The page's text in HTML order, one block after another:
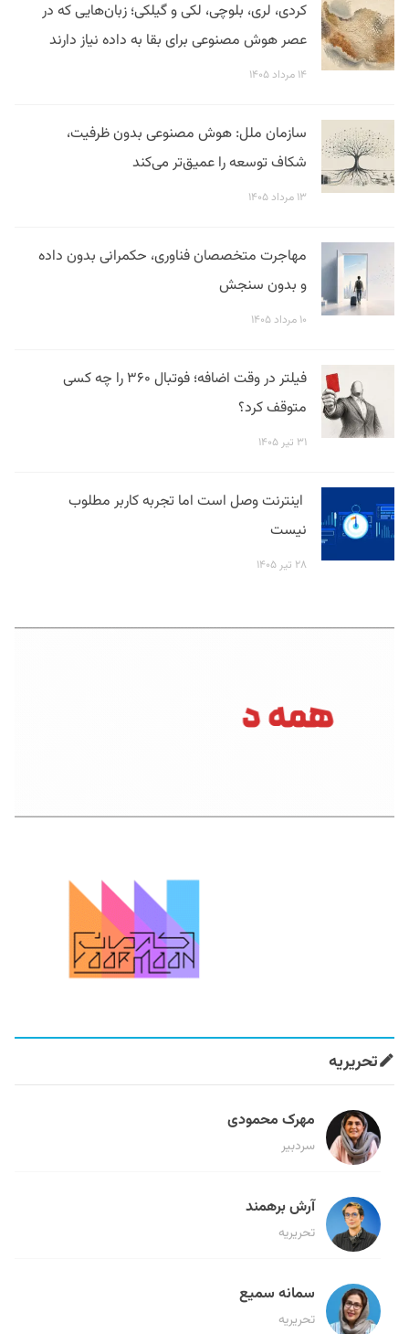
کردی، لری، بلوچی، لکی و گیلکی؛ زبان‌هایی که در
عصر هوش مصنوعی برای بقا به داده نیاز دارند
۱۴ مرداد ۱۴۰۵
سازمان ملل: هوش مصنوعی بدون ظرفیت،
شکاف توسعه را عمیق‌تر می‌کند
۱۳ مرداد ۱۴۰۵
مهاجرت متخصصان فناوری، حکمرانی بدون داده
و بدون سنجش
۱۰ مرداد ۱۴۰۵
فیلتر در وقت اضافه؛ فوتبال ۳۶۰ را چه کسی
متوقف کرد؟
۳۱ تیر ۱۴۰۵
اینترنت وصل است اما تجربه کاربر مطلوب
نیست
۲۸ تیر ۱۴۰۵
تحریریه
مهرک محمودی
سردبیر
آرش برهمند
تحریریه
سمانه سمیع
تحریریه